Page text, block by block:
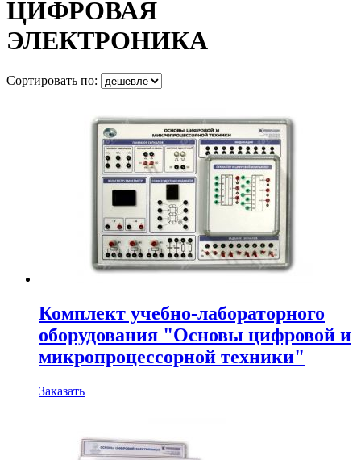
ЦИФРОВАЯ
ЭЛЕКТРОНИКА
Сортировать по:
Комплект учебно-лабораторного
оборудования "Основы цифровой и
микропроцессорной техники"
Заказать